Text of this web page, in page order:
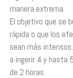
manera extrema.
El objetivo que se
rápida o que los
sean más
a ingerir 4 y hasta
de 2 horas.